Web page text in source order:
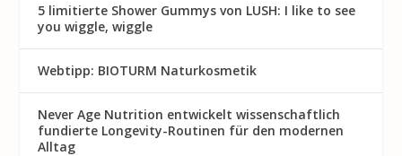
5 limitierte Shower Gummys von LUSH: I like to see
you wiggle, wiggle
Webtipp: BIOTURM Naturkosmetik
Never Age Nutrition entwickelt wissenschaftlich
fundierte Longevity-Routinen für den modernen
Alltag